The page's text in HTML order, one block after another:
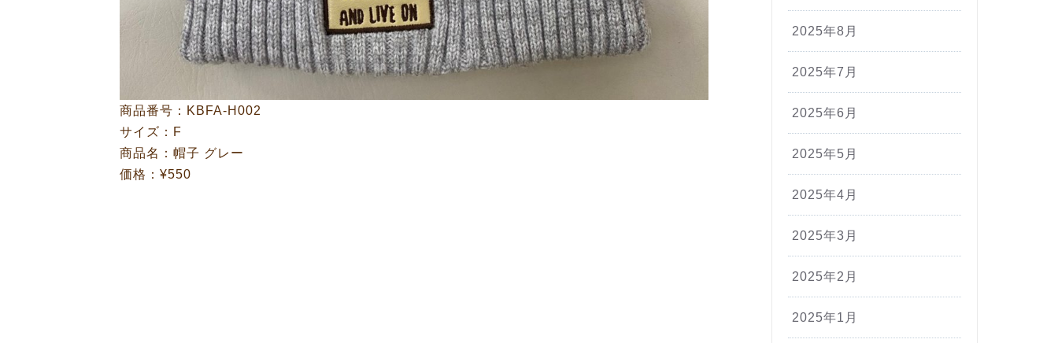
商品番号：KBFA-H002
サイズ：F
商品名：帽子 グレー
価格：¥550
2025年8月
2025年7月
2025年6月
2025年5月
2025年4月
2025年3月
2025年2月
2025年1月